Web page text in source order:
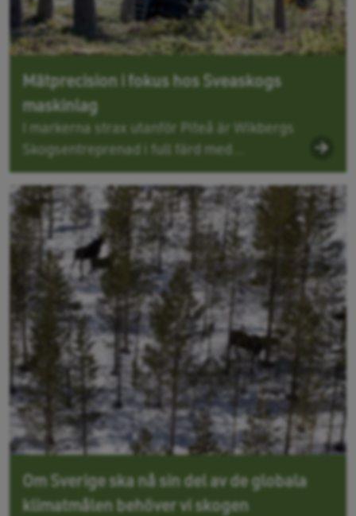
Mätprecision i fokus hos Sveaskogs
maskinlag
I markerna strax utanför Piteå är Wikbergs
Skogsentreprenad i full färd med...
Om Sverige ska nå sin del av de globala
klimatmålen behöver vi skogen